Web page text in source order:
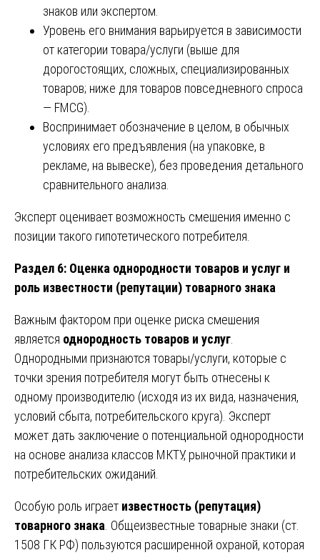
знаков или экспертом.
Уровень его внимания варьируется в зависимости
от категории товара/услуги (выше для
дорогостоящих, сложных, специализированных
товаров; ниже для товаров повседневного спроса
— FMCG).
Воспринимает обозначение в целом, в обычных
условиях его предъявления (на упаковке, в
рекламе, на вывеске), без проведения детального
сравнительного анализа.
Эксперт оценивает возможность смешения именно с
позиции такого гипотетического потребителя.
Раздел 6: Оценка однородности товаров и услуг и
роль известности (репутации) товарного знака
Важным фактором при оценке риска смешения
является однородность товаров и услуг
Однородными признаются товары/услуги, которые с
точки зрения потребителя могут быть отнесены к
одному производителю (исходя из их вида, назначения,
условий сбыта, потребительского круга). Эксперт
может дать заключение о потенциальной однородности
на основе анализа классов МКТУ, рыночной практики и
потребительских ожиданий.
Особую роль играет известность (репутация)
товарного знака . Общеизвестные товарные знаки (ст.
1508 ГК РФ) пользуются расширенной охраной, которая